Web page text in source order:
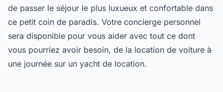
de passer le séjour le plus luxueux et confortable dans
ce petit coin de paradis. Votre concierge personnel
sera disponible pour vous aider avec tout ce dont
vous pourriez avoir besoin, de la location de voiture à
une journée sur un yacht de location.